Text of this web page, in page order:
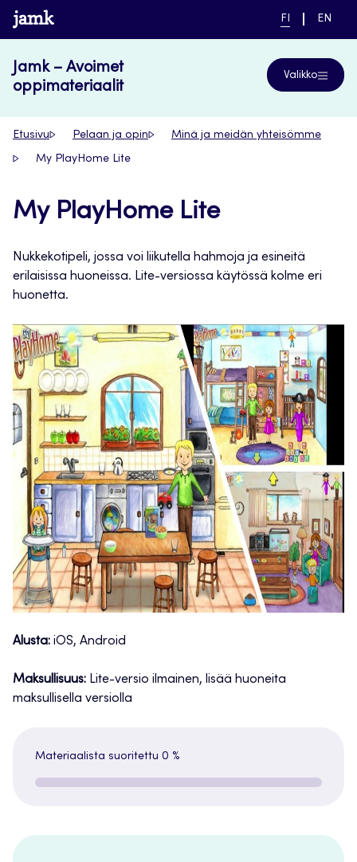
Siirry
suoraan
www.jamk.fi
NYKYINEN
FI
VAIHDA
EN
Jamk – Avoimet
oppimateriaalit
Valikko
Etusivu Pelaan ja opin Minä ja meidän yhteisömme
My PlayHome Lite
My PlayHome Lite
Nukkekotipeli, jossa voi liikutella hahmoja ja esineitä
erilaisissa huoneissa. Lite-versiossa käytössä kolme eri
huonetta.
Alusta: iOS, Android
Maksullisuus: Lite-versio ilmainen, lisää huoneita
maksullisella versiolla
Materiaalista suoritettu 0 %